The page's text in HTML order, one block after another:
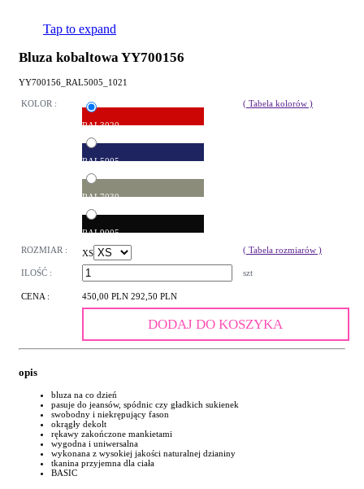
Tap to expand
Bluza kobaltowa YY700156
YY700156_RAL5005_1021
KOLOR :
RAL3020
RAL5005
RAL7030
RAL9005
( Tabela kolorów )
ROZMIAR : XS ( Tabela rozmiarów )
ILOŚĆ : szt
CENA : 450,00 PLN 292,50 PLN
DODAJ DO KOSZYKA
opis
bluza na co dzień
pasuje do jeansów, spódnic czy gładkich sukienek
swobodny i niekrępujący fason
okrągły dekolt
rękawy zakończone mankietami
wygodna i uniwersalna
wykonana z wysokiej jakości naturalnej dzianiny
tkanina przyjemna dla ciała
BASIC